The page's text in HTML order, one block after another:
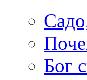
Бог